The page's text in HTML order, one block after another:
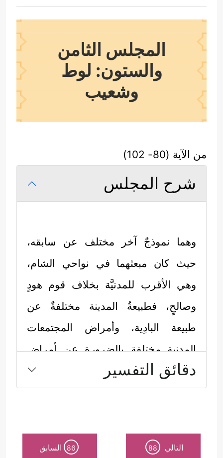
المجلس الثامن
والستون: لوط
وشعيب
من الآية (80- 102)
شرح المجلس
وهما نموذجٌ آخر مختلف عن سابقه،
حيث كان مبعثهما في نواحي الشام،
وهي الأقرب للمدنيَّة بخلاف قوم هودٍ
وصالحٍ، فطبيعةُ المدينة مختلفةٌ عن
طبيعة البادِية، وأمراض المجتمعات
المدنية مختلفة بالضرورة عن أمراض
المجتمعات البدوية؛ أما لوط فكان ممن
عاصَرَ إبراهيمعليهما السلاموآمَنَ به ثم
في بلاد الشام.
دقائق التفسير
التالي 88
86 السابق